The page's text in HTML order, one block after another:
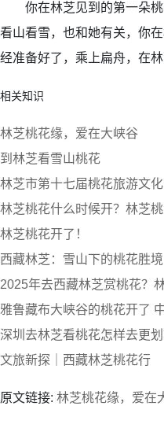
你在林芝见到的第一朵桃
看山看雪，也和她有关，你
经准备好了，乘上扁舟，在
相关知识
林芝桃花缘，爱在大峡谷
到林芝看雪山桃花
林芝市第十七届桃花旅游文
林芝桃花什么时候开？林芝
林芝桃花开了！
西藏林芝：雪山下的桃花胜境
2025年去西藏林芝赏桃花？
雅鲁藏布大峡谷的桃花开了
深圳去林芝看桃花怎样去更
文旅新探｜西藏林芝桃花行
原文链接: 林芝桃花缘，爱在